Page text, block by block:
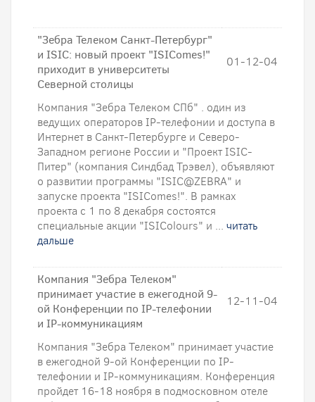
"Зебра Телеком Санкт-Петербург"
и ISIC: новый проект "ISIComes!"
приходит в университеты
Северной столицы
01-12-04
Компания "Зебра Телеком СПб" . один из
ведущих операторов IP-телефонии и доступа в
Интернет в Санкт-Петербурге и Северо-
Западном регионе России и "Проект ISIC-
Питер" (компания Синдбад Трэвел), объявляют
о развитии программы "ISIC@ZEBRA" и
запуске проекта "ISIComes!". В рамках
проекта с 1 по 8 декабря состоятся
специальные акции "ISIColours" и ... читать
дальше
Компания "Зебра Телеком"
принимает участие в ежегодной 9-
ой Конференции по IP-телефонии
и IP-коммуникациям
12-11-04
Компания "Зебра Телеком" принимает участие
в ежегодной 9-ой Конференции по IP-
телефонии и IP-коммуникациям. Конференция
пройдет 16-18 ноября в подмосковном отеле